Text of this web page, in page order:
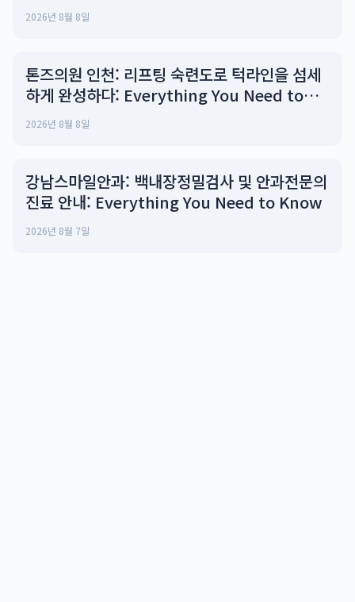
2026년 8월 8일
톤즈의원 인천: 리프팅 숙련도로 턱라인을 섬세
하게 완성하다: Everything You Need to
Know
2026년 8월 8일
강남스마일안과: 백내장정밀검사 및 안과전문의
진료 안내: Everything You Need to Know
2026년 8월 7일